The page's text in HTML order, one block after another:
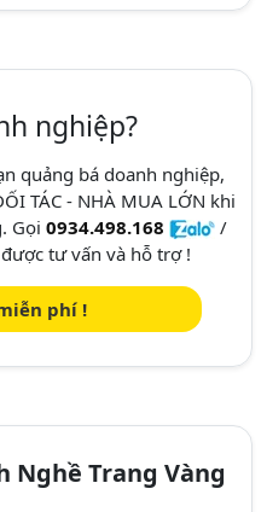
nghiệp?
quảng bá doanh nghiệp,
TÁC - NHÀ MUA LỚN khi
Gọi 0934.498.168
/
tư vấn và hỗ trợ !
phí !
Nghề Trang Vàng